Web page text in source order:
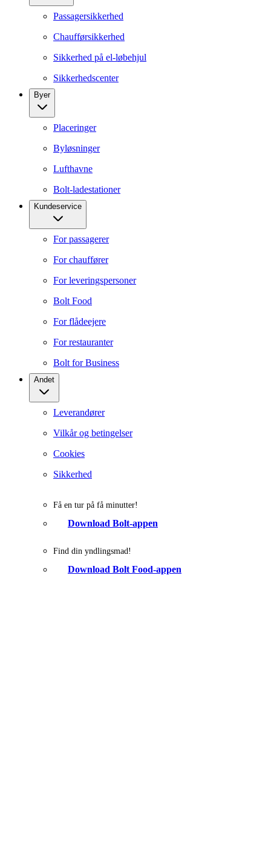
Passagersikkerhed
Chaufførsikkerhed
Sikkerhed på el-løbehjul
Sikkerhedscenter
Byer
Placeringer
Byløsninger
Lufthavne
Bolt-ladestationer
Kundeservice
For passagerer
For chauffører
For leveringspersoner
Bolt Food
For flådeejere
For restauranter
Bolt for Business
Andet
Leverandører
Vilkår og betingelser
Cookies
Sikkerhed
Få en tur på få minutter!
Download Bolt-appen
Find din yndlingsmad!
Download Bolt Food-appen